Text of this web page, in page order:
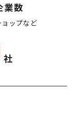
業数
ップなど
社